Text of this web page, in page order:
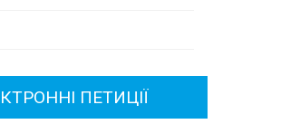
ПЕТИЦІЇ